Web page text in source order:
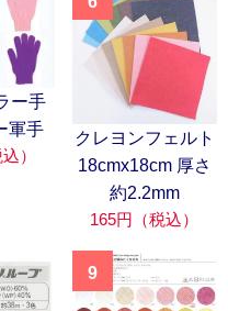
ー手
軍手
）
クレヨンフェルト
18cmx18cm 厚さ
約2.2mm
165円（税込）
9